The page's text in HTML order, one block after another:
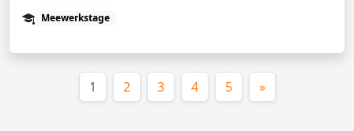
Meewerkstage
1 (huidige)
2 3 4 5 »